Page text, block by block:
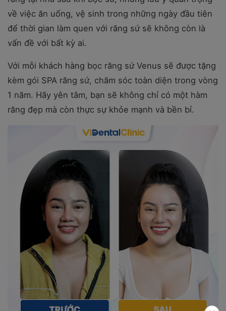
về việc ăn uống, vệ sinh trong những ngày đầu tiên
để thời gian làm quen với răng sứ sẽ không còn là
vấn đề với bất kỳ ai.
Với mỗi khách hàng bọc răng sứ Venus sẽ được tặng
kèm gói SPA răng sứ, chăm sóc toàn diện trong vòng
1 năm. Hãy yên tâm, bạn sẽ không chỉ có một hàm
răng đẹp mà còn thực sự khỏe mạnh và bền bỉ.